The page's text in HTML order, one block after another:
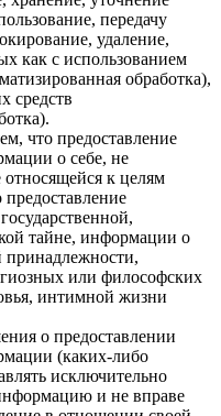
передачу
удаление,
как с использованием
обработка),
средств
что предоставление
о себе, не
к целям
предоставление
тайне, информации о
принадлежности,
или философских
интимной жизни
о предоставлении
(каких-либо
исключительно
и не вправе